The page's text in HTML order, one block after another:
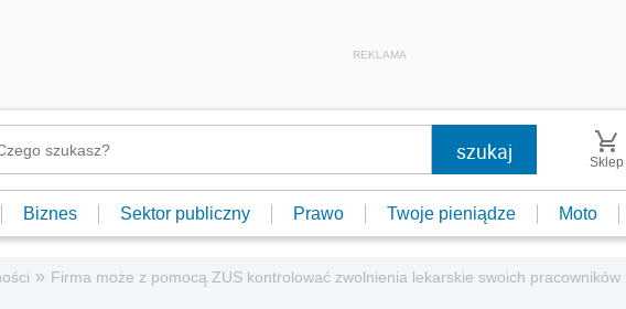
REKLAMA
Sklep
Biznes Sektor publiczny Prawo Twoje pieniądze Moto
» Firma może z pomocą ZUS kontrolować zwolnienia lekarskie swoich pracowników